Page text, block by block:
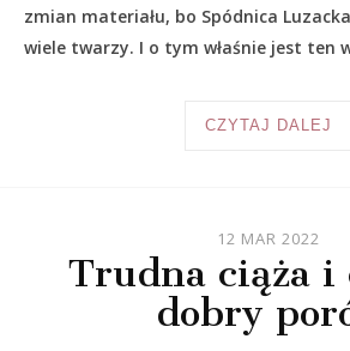
zmian materiału, bo Spódnica
wiele twarzy. I o tym właśnie jest ten
CZYTAJ DALEJ
12 MAR 2022
Trudna ciąża i
dobry